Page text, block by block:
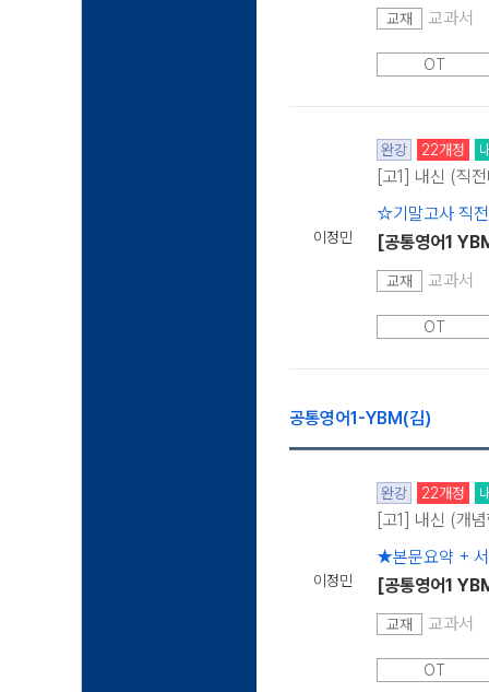
교재 교과서
OT
이정민
완강 22개정
[고1] 내신 (직
☆기말고사 직
[공통영어1
교재 교과서
OT
공통영어1-YBM(김)
이정민
완강 22개정
[고1] 내신 (개
★본문요약 +
[공통영어1
교재 교과서
OT